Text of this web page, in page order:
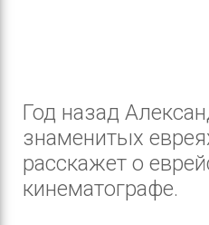
Год назад
знаменитых
расскажет о
кинематографе.